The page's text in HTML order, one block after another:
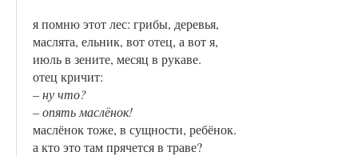
я помню этот лес: грибы, деревья,
маслята, ельник, вот отец, а вот я,
июль в зените, месяц в рукаве.
отец кричит:
– ну что?
– опять маслёнок!
маслёнок тоже, в сущности, ребёнок.
а кто это там прячется в траве?